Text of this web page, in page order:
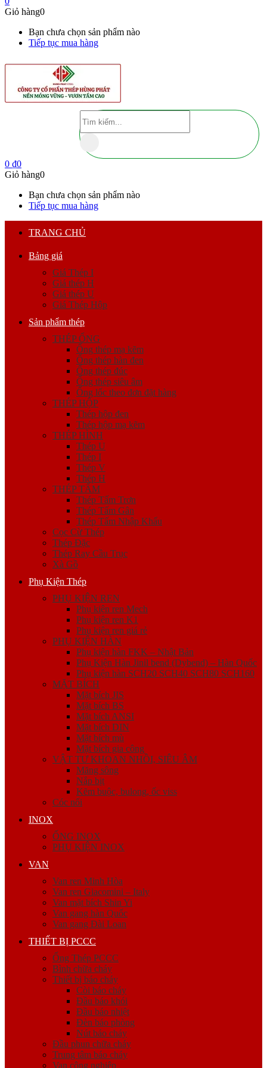
Giỏ hàng0
Bạn chưa chọn sản phẩm nào
Tiếp tục mua hàng
0 ₫0
Giỏ hàng0
Bạn chưa chọn sản phẩm nào
Tiếp tục mua hàng
TRANG CHỦ
Bảng giá
Giá Thép I
Giá thép H
Giá thép U
Giá Thép Hộp
Sản phẩm thép
THÉP ỐNG
Ống thép mạ kẽm
Ống thép hàn đen
Ống thép đúc
Ống thép siêu âm
Ống lốc theo đơn đặt hàng
THÉP HỘP
Thép hộp đen
Thép hộp mạ kẽm
THÉP HÌNH
Thép U
Thép I
Thép V
Thép H
THÉP TẤM
Thép Tấm Trơn
Thép Tấm Gân
Thép Tấm Nhập Khẩu
Cọc Cừ Thép
Thép Đặc
Thép Ray Cầu Trục
Xà Gồ
Phụ Kiện Thép
PHỤ KIỆN REN
Phụ kiện ren Mech
Phụ kiện ren K1
Phụ kiện ren giá rẻ
PHỤ KIỆN HÀN
Phụ kiện hàn FKK – Nhật Bản
Phụ Kiện Hàn Jinil bend (Dybend) – Hàn Quốc
Phụ kiện hàn SCH20 SCH40 SCH80 SCH160
MẶT BÍCH
Mặt bích JIS
Mặt bích BS
Mặt bích ANSI
Mặt bích DIN
Mặt bích mù
Mặt bích gia công
VẬT TƯ KHOAN NHỒI, SIÊU ÂM
Măng sông
Nắp bịt
Kẽm buộc, bulong, ốc viss
Cóc nối
INOX
ỐNG INOX
PHỤ KIỆN INOX
VAN
Van ren Minh Hòa
Van ren Giacomini – Italy
Van mặt bích Shin Yi
Van gang hàn Quốc
Van gang Đài Loan
THIẾT BỊ PCCC
Ống Thép PCCC
Bình chữa cháy
Thiết bị báo cháy
Còi báo cháy
Đầu báo khói
Đầu báo nhiệt
Đèn báo phòng
Nút báo cháy
Đầu phun chữa cháy
Trung tâm báo cháy
Van công nghiệp